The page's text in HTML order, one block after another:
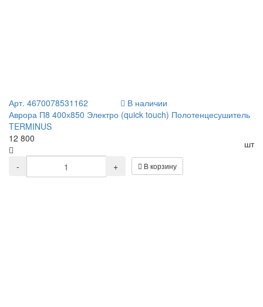
Арт. 4670078531162
В наличии
Аврора П8 400х850 Электро (quick touch) Полотенцесушитель
TERMINUS
12 800
шт
-
+ В корзину